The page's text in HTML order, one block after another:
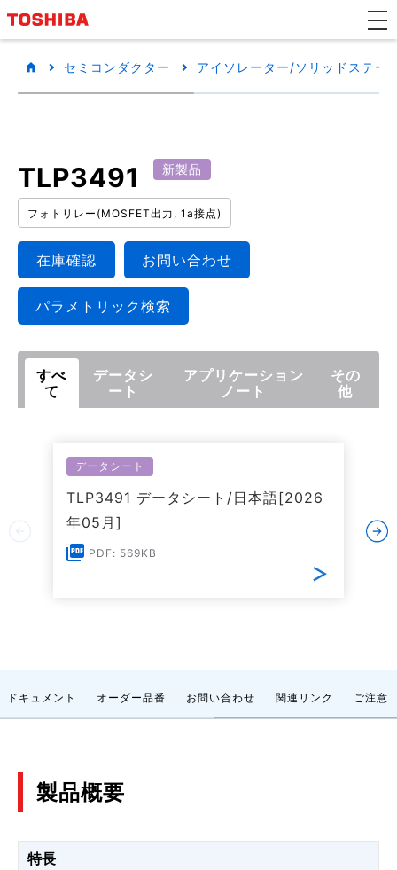
セミコンダクター アイソレーター/ソリッドステー
TLP3491 新製品
フォトリレー(MOSFET出力, 1a接点)
在庫確認 お問い合わせ
パラメトリック検索
すべ
て
データシ
ート
アプリケーション
ノート
その
他
データシート
TLP3491 データシート/日本語[2026
年05月]
PDF: 569KB
ドキュメント オーダー品番 お問い合わせ 関連リンク ご注意
製品概要
特長